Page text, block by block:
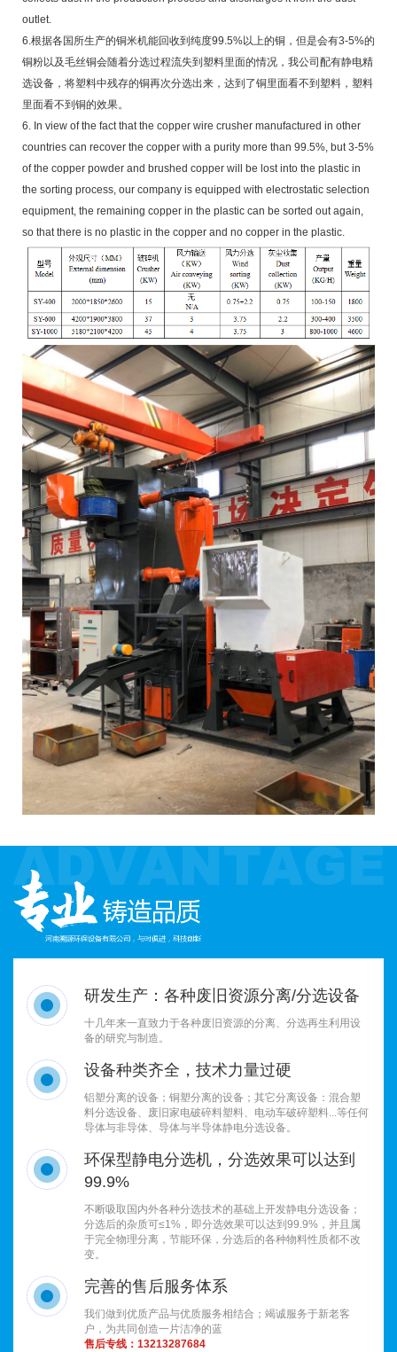
outlet.
6.根据各国所生产的铜米机能回收到纯度99.5%以上的铜，但是会有3-5%的
铜粉以及毛丝铜会随着分选过程流失到塑料里面的情况，我公司配有静电精
选设备，将塑料中残存的铜再次分选出来，达到了铜里面看不到塑料，塑料
里面看不到铜的效果。
6. In view of the fact that the copper wire crusher manufactured in other
countries can recover the copper with a purity more than 99.5%, but 3-5%
of the copper powder and brushed copper will be lost into the plastic in
the sorting process, our company is equipped with electrostatic selection
equipment, the remaining copper in the plastic can be sorted out again,
so that there is no plastic in the copper and no copper in the plastic.
研发生产：各种废旧资源分离/分选设备
十几年来一直致力于各种废旧资源的分离、分选再生利用设
备的研究与制造。
设备种类齐全，技术力量过硬
铝塑分离的设备；铜塑分离的设备；其它分离设备：混合塑
料分选设备、废旧家电破碎料塑料、电动车破碎塑料...等任何
导体与非导体、导体与半导体静电分选设备。
环保型静电分选机，分选效果可以达到
99.9%
不断吸取国内外各种分选技术的基础上开发静电分选设备；
分选后的杂质可≤1%，即分选效果可以达到99.9%，并且属
于完全物理分离，节能环保，分选后的各种物料性质都不改
变。
完善的售后服务体系
我们做到优质产品与优质服务相结合；竭诚服务于新老客
户，为共同创造一片洁净的蓝
售后专线： 13213287684